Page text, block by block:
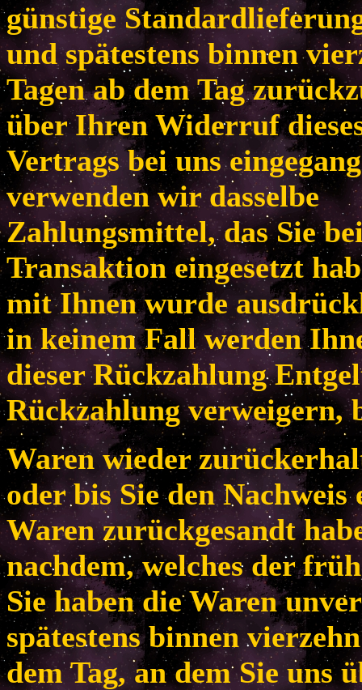
günstige
und spätestens binnen
Tagen ab dem Tag
über Ihren Widerruf
Vertrags bei uns
verwenden wir dasselbe
Zahlungsmittel, das Sie
Transaktion eingesetzt
mit Ihnen wurde
in keinem Fall werden
dieser Rückzahlung
Rückzahlung verweigern,
Waren wieder
oder bis Sie den
Waren zurückgesandt
nachdem, welches der
Sie haben die Waren
spätestens binnen
dem Tag, an dem Sie uns